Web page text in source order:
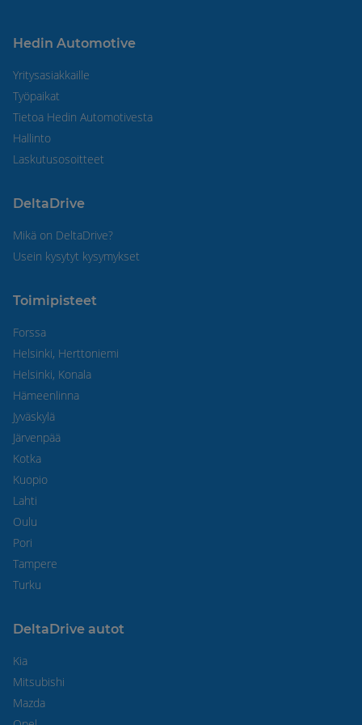
Hedin Automotive
Yritysasiakkaille
Työpaikat
Tietoa Hedin Automotivesta
Hallinto
Laskutusosoitteet
DeltaDrive
Mikä on DeltaDrive?
Usein kysytyt kysymykset
Toimipisteet
Forssa
Helsinki, Herttoniemi
Helsinki, Konala
Hämeenlinna
Jyväskylä
Järvenpää
Kotka
Kuopio
Lahti
Oulu
Pori
Tampere
Turku
DeltaDrive autot
Kia
Mitsubishi
Mazda